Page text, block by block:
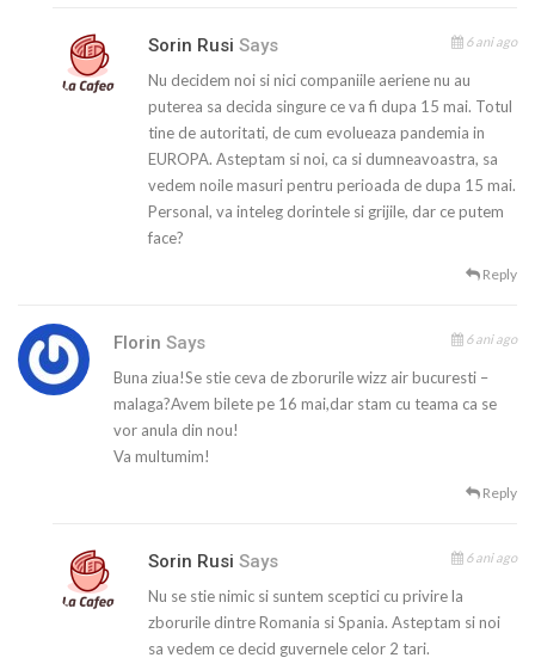
Sorin Rusi Says 6 ani ago
Nu decidem noi si nici companiile aeriene nu au
puterea sa decida singure ce va fi dupa 15 mai. Totul
tine de autoritati, de cum evolueaza pandemia in
EUROPA. Asteptam si noi, ca si dumneavoastra, sa
vedem noile masuri pentru perioada de dupa 15 mai.
Personal, va inteleg dorintele si grijile, dar ce putem
face?
Reply
Florin Says 6 ani ago
Buna ziua!Se stie ceva de zborurile wizz air bucuresti –
malaga?Avem bilete pe 16 mai,dar stam cu teama ca se
vor anula din nou!
Va multumim!
Reply
Sorin Rusi Says 6 ani ago
Nu se stie nimic si suntem sceptici cu privire la
zborurile dintre Romania si Spania. Asteptam si noi
sa vedem ce decid guvernele celor 2 tari.